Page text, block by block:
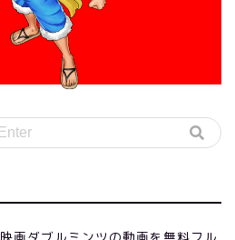
映画ダブルミンツの動画を無料フル